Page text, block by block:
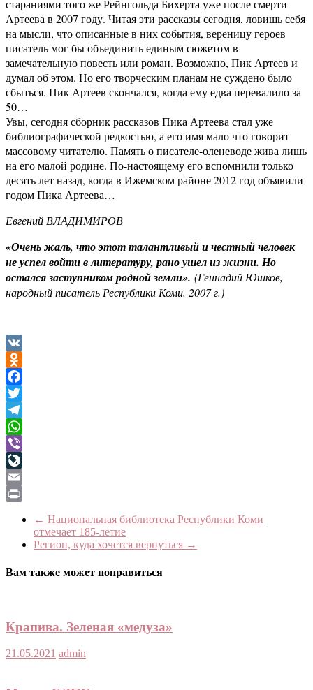
стараниями того же Рейнгольда Бихерта уже после смерти
Артеева в 2007 году. Читая эти рассказы сегодня, ловишь себя
на мысли, что описанные в них события, вереницу героев
писатель мог бы объединить единым сюжетом в
замечательную повесть или роман. Возможно, Пик Артеев и
думал об этом. Но его творческим планам не суждено было
сбыться. Пик Артеев скончался, когда ему едва перевалило за
50…
Увы, сегодня сборник рассказов Пика Артеева стал уже
библиографической редкостью, а его имя мало что говорит
массовому читателю. Память о писателе-оленеводе жива лишь
на его малой родине. По-настоящему его вспомнили только
десять лет назад, когда в Ижемском районе 2012 год объявили
годом Пика Артеева…
Евгений ВЛАДИМИРОВ
«Очень жаль, что этот талантливый и честный человек
не успел войти в литературу, рано ушел из жизни. Но
остался заступником родной земли». (Геннадий Юшков,
народный писатель Республики Коми, 2007 г.)
VK
Odnoklassniki
Facebook
Twitter
Telegram
WhatsApp
Viber
LiveJournal
Email
← Национальная библиотека Республики Коми
отмечает 185-летие
Регион, куда хочется вернуться →
Вам также может понравиться
Крапива. Зеленая «медуза»
21.05.2021 admin